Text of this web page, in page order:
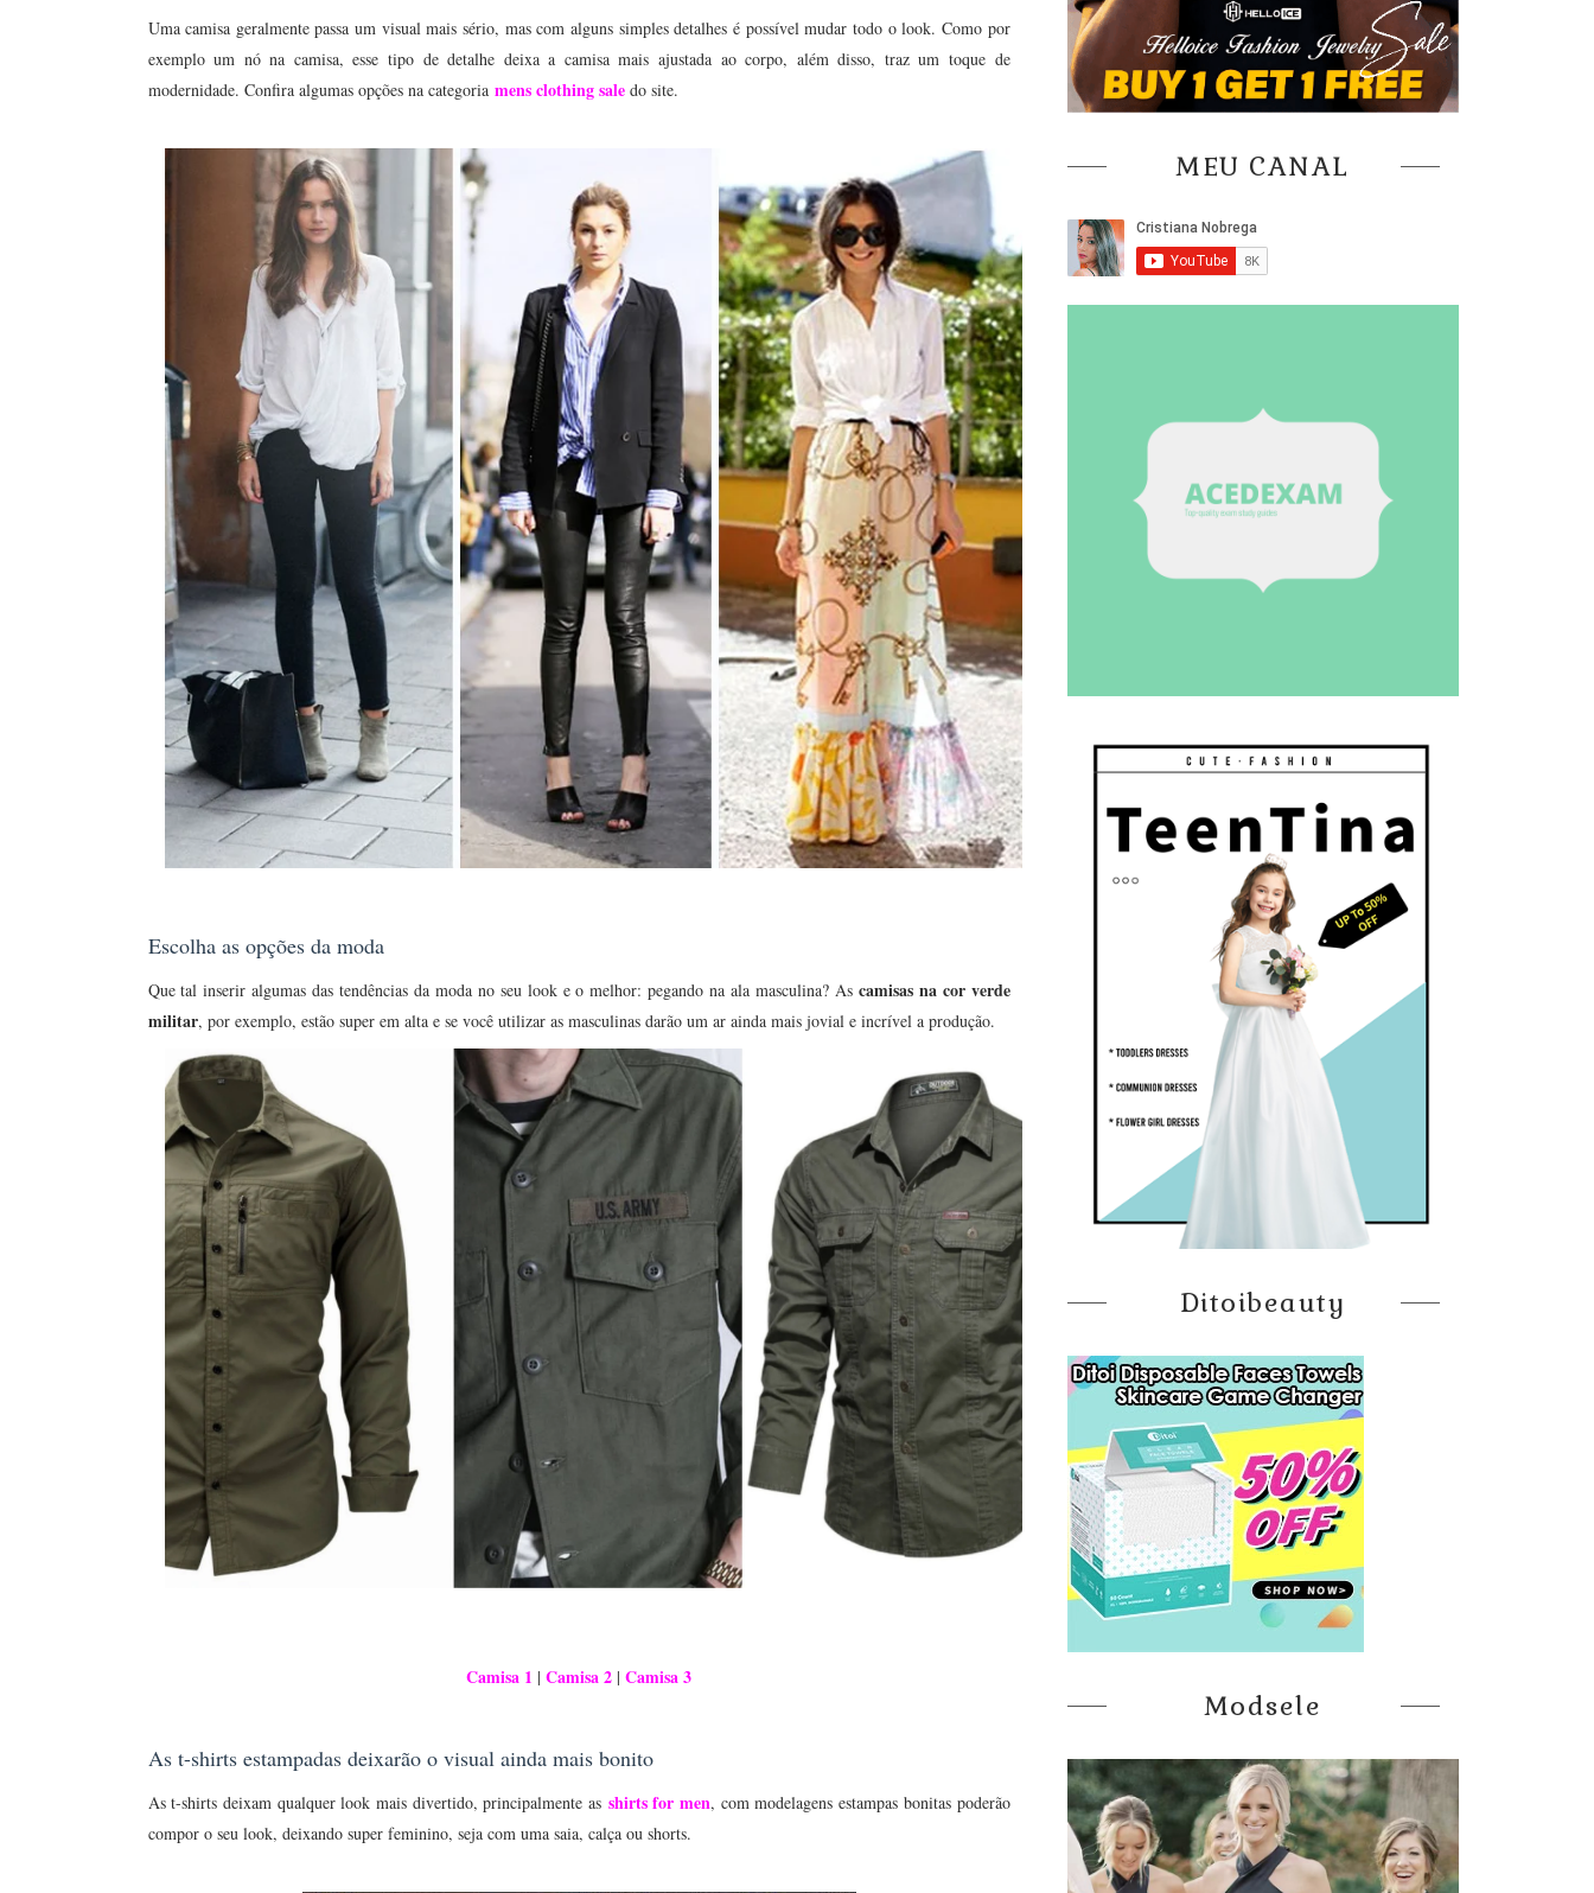
Uma camisa geralmente passa um visual mais sério, mas com alguns simples detalhes é possível mudar todo o look. Como por
exemplo um nó na camisa, esse tipo de detalhe deixa a camisa mais ajustada ao corpo, além disso, traz um toque de
modernidade. Confira algumas opções na categoria mens clothing saledo site.
Escolha as opções da moda
Que tal inserir algumas das tendências da moda no seu look e o melhor: pegando na ala masculina? As camisas na cor verde
militar, por exemplo, estão super em alta e se você utilizar as masculinas darão um ar ainda mais jovial e incrível a produção.
Camisa 1 |Camisa 2 | Camisa 3
As t-shirts estampadas deixarão o visual ainda mais bonito
As t-shirts deixam qualquer look mais divertido, principalmente as shirts for men, com modelagens estampas bonitas poderão
compor o seu look, deixando super feminino, seja com uma saia, calça ou shorts.
MEU CANAL
Ditoibeauty
Modsele